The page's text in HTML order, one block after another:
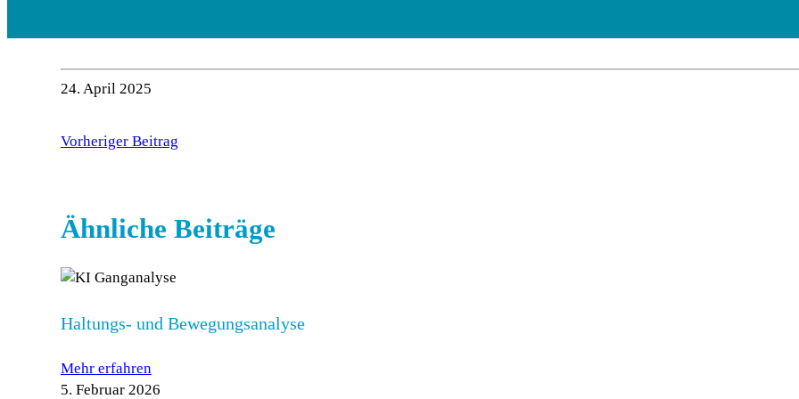
24. April 2025
Vorheriger Beitrag
Ähnliche Beiträge
Haltungs- und Bewegungsanalyse
Mehr erfahren
5. Februar 2026